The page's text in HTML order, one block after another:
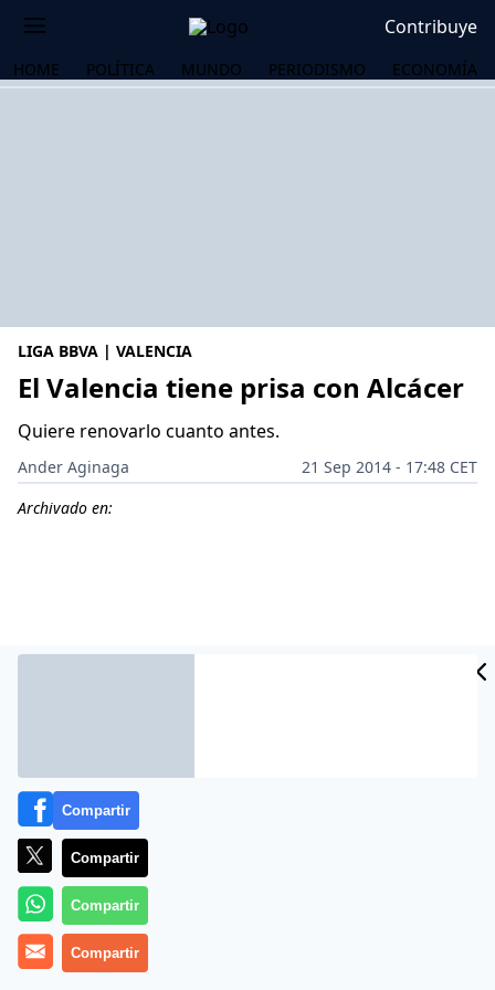
Contribuye
HOME POLÍTICA MUNDO PERIODISMO ECONOMÍA
LIGA BBVA | VALENCIA
El Valencia tiene prisa con Alcácer
Quiere renovarlo cuanto antes.
Ander Aginaga
21 Sep 2014 - 17:48 CET
Archivado en:
Más información
Compartir
Compartir
Compartir
Compartir